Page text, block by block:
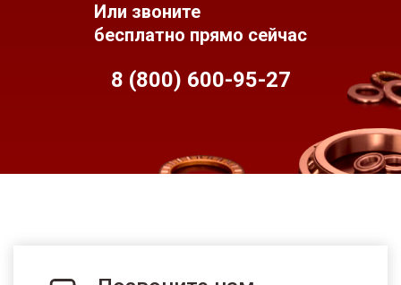
Или звоните
бесплатно прямо сейчас
8 (800) 600-95-27